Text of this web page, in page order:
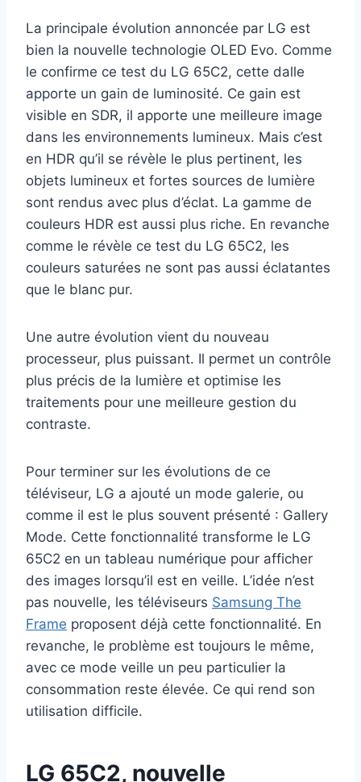
La principale évolution annoncée par LG est
bien la nouvelle technologie OLED Evo. Comme
le confirme ce test du LG 65C2, cette dalle
apporte un gain de luminosité. Ce gain est
visible en SDR, il apporte une meilleure image
dans les environnements lumineux. Mais c’est
en HDR qu’il se révèle le plus pertinent, les
objets lumineux et fortes sources de lumière
sont rendus avec plus d’éclat. La gamme de
couleurs HDR est aussi plus riche. En revanche
comme le révèle ce test du LG 65C2, les
couleurs saturées ne sont pas aussi éclatantes
que le blanc pur.
Une autre évolution vient du nouveau
processeur, plus puissant. Il permet un contrôle
plus précis de la lumière et optimise les
traitements pour une meilleure gestion du
contraste.
Pour terminer sur les évolutions de ce
téléviseur, LG a ajouté un mode galerie, ou
comme il est le plus souvent présenté : Gallery
Mode. Cette fonctionnalité transforme le LG
65C2 en un tableau numérique pour afficher
des images lorsqu’il est en veille. L’idée n’est
pas nouvelle, les téléviseurs Samsung The
Frame proposent déjà cette fonctionnalité. En
revanche, le problème est toujours le même,
avec ce mode veille un peu particulier la
consommation reste élevée. Ce qui rend son
utilisation difficile.
LG 65C2, nouvelle